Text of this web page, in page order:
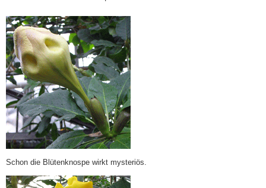
Schon die Blütenknospe wirkt mysteriös.